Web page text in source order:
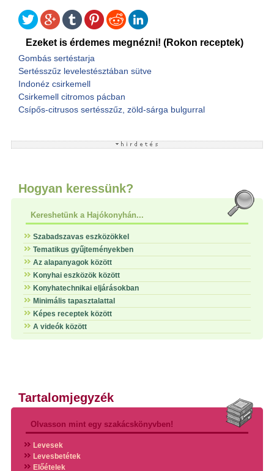
Ezeket is érdemes megnézni! (Rokon receptek)
Gombás sertéstarja
Sertésszűz levelestésztában sütve
Indonéz csirkemell
Csirkemell citromos pácban
Csípős-citrusos sertésszűz, zöld-sárga bulgurral
Hogyan keressünk?
Kereshetünk a Hajókonyhán...
Szabadszavas eszközökkel
Tematikus gyűjteményekben
Az alapanyagok között
Konyhai eszközök között
Konyhatechnikai eljárásokban
Minimális tapasztalattal
Képes receptek között
A videók között
Tartalomjegyzék
Olvasson mint egy szakácskönyvben!
Levesek
Levesbetétek
Előételek